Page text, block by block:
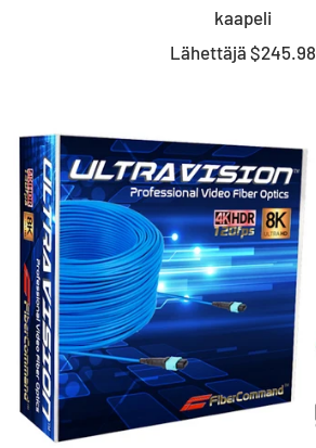
kaapeli
Myyntihinta
Lähettäjä $245.98